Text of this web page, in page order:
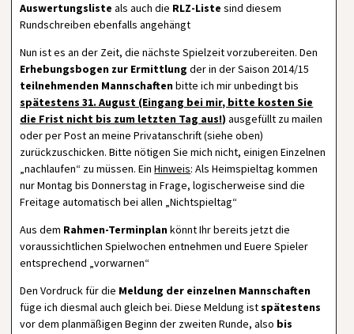
Auswertungsliste als auch die RLZ-Liste sind diesem
Rundschreiben ebenfalls angehängt
Nun ist es an der Zeit, die nächste Spielzeit vorzubereiten. Den
Erhebungsbogen zur Ermittlung der in der Saison 2014/15
teilnehmenden Mannschaftenbitte ich mir unbedingt bis
spätestens 31. August (Eingang bei mir, bitte kosten Sie
die Frist nicht bis zum letzten Tag aus!) ausgefüllt zu mailen
oder per Post an meine Privatanschrift (siehe oben)
zurückzuschicken. Bitte nötigen Sie mich nicht, einigen Einzelnen
„nachlaufen“ zu müssen. EinHinweis: Als Heimspieltag kommen
nur Montag bis Donnerstag in Frage, logischerweise sind die
Freitage automatisch bei allen „Nichtspieltag“
Aus dem Rahmen-Terminplankönnt Ihr bereits jetzt die
voraussichtlichen Spielwochen entnehmen und Euere Spieler
entsprechend „vorwarnen“
Den Vordruck für die Meldung der einzelnen Mannschaften
füge ich diesmal auch gleich bei. Diese Meldung istspätestens
vor dem planmäßigen Beginn der zweiten Runde, also bis